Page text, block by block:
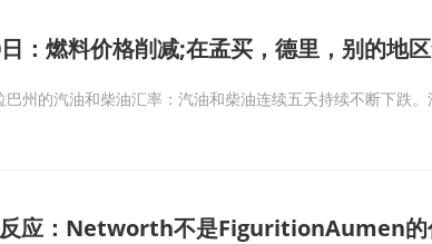
：燃料价格削减;在孟买，德里，别的地
州的汽油和柴油汇率：汽油和柴油连续五天持续不断下跌
反应：Networth不是FiguritionAumen的